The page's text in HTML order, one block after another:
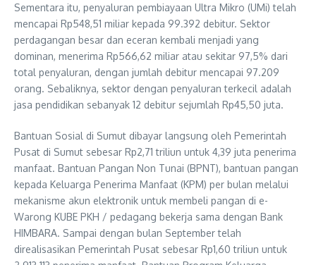
Sementara itu, penyaluran pembiayaan Ultra Mikro (UMi) telah
mencapai Rp548,51 miliar kepada 99.392 debitur. Sektor
perdagangan besar dan eceran kembali menjadi yang
dominan, menerima Rp566,62 miliar atau sekitar 97,5% dari
total penyaluran, dengan jumlah debitur mencapai 97.209
orang. Sebaliknya, sektor dengan penyaluran terkecil adalah
jasa pendidikan sebanyak 12 debitur sejumlah Rp45,50 juta.
Bantuan Sosial di Sumut dibayar langsung oleh Pemerintah
Pusat di Sumut sebesar Rp2,71 triliun untuk 4,39 juta penerima
manfaat. Bantuan Pangan Non Tunai (BPNT), bantuan pangan
kepada Keluarga Penerima Manfaat (KPM) per bulan melalui
mekanisme akun elektronik untuk membeli pangan di e-
Warong KUBE PKH / pedagang bekerja sama dengan Bank
HIMBARA. Sampai dengan bulan September telah
direalisasikan Pemerintah Pusat sebesar Rp1,60 triliun untuk